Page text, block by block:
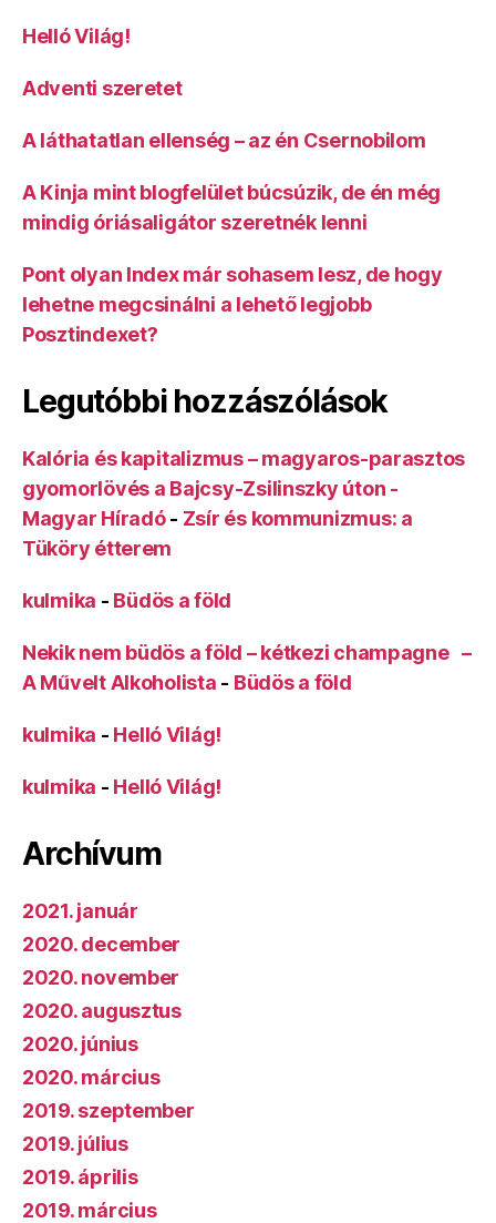
Helló Világ!
Adventi szeretet
A láthatatlan ellenség – az én Csernobilom
A Kinja mint blogfelület búcsúzik, de én még
mindig óriásaligátor szeretnék lenni
Pont olyan Index már sohasem lesz, de hogy
lehetne megcsinálni a lehető legjobb
Posztindexet?
Legutóbbi hozzászólások
Kalória és kapitalizmus – magyaros-parasztos
gyomorlövés a Bajcsy-Zsilinszky úton -
Magyar Híradó- Zsír és kommunizmus: a
Tüköry étterem
kulmika - Büdös a föld
Nekik nem büdös a föld – kétkezi champagne –
A Művelt Alkoholista - Büdös a föld
kulmika - Helló Világ!
kulmika - Helló Világ!
Archívum
2021. január
2020. december
2020. november
2020. augusztus
2020. június
2020. március
2019. szeptember
2019. július
2019. április
2019. március